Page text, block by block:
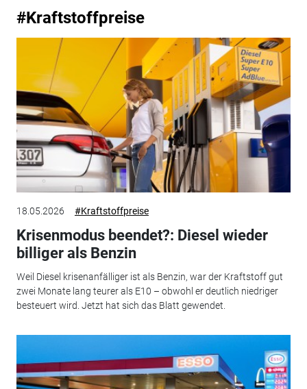
#Kraftstoffpreise
18.05.2026 #Kraftstoffpreise
Krisenmodus beendet?: Diesel wieder
billiger als Benzin
Weil Diesel krisenanfälliger ist als Benzin, war der Kraftstoff gut
zwei Monate lang teurer als E10 – obwohl er deutlich niedriger
besteuert wird. Jetzt hat sich das Blatt gewendet.